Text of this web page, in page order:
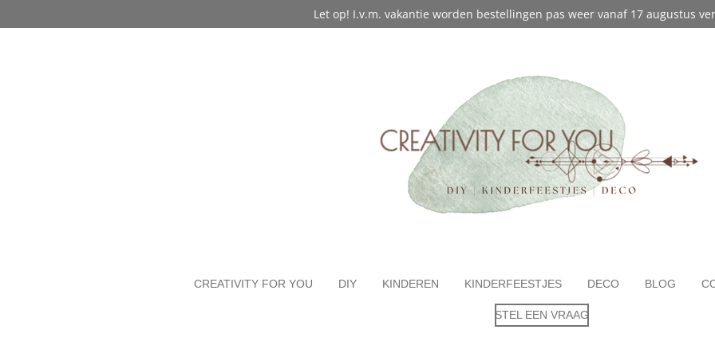
direct
Let op! I.v.m. vakantie worden bestellingen pas weer vanaf 17 augustus
CREATIVITY FOR YOU DIY KINDEREN KINDERFEESTJES DECO BLOG
STEL EEN VRAAG